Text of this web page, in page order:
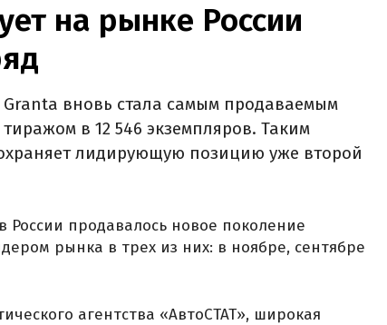
на рынке России
Granta вновь стала самым продаваемым
в 12 546 экземпляров. Таким
лидирующую позицию уже второй
России продавалось новое поколение
рынка в трех из них: в ноябре, сентябре
агентства «АвтоСТАТ», широкая